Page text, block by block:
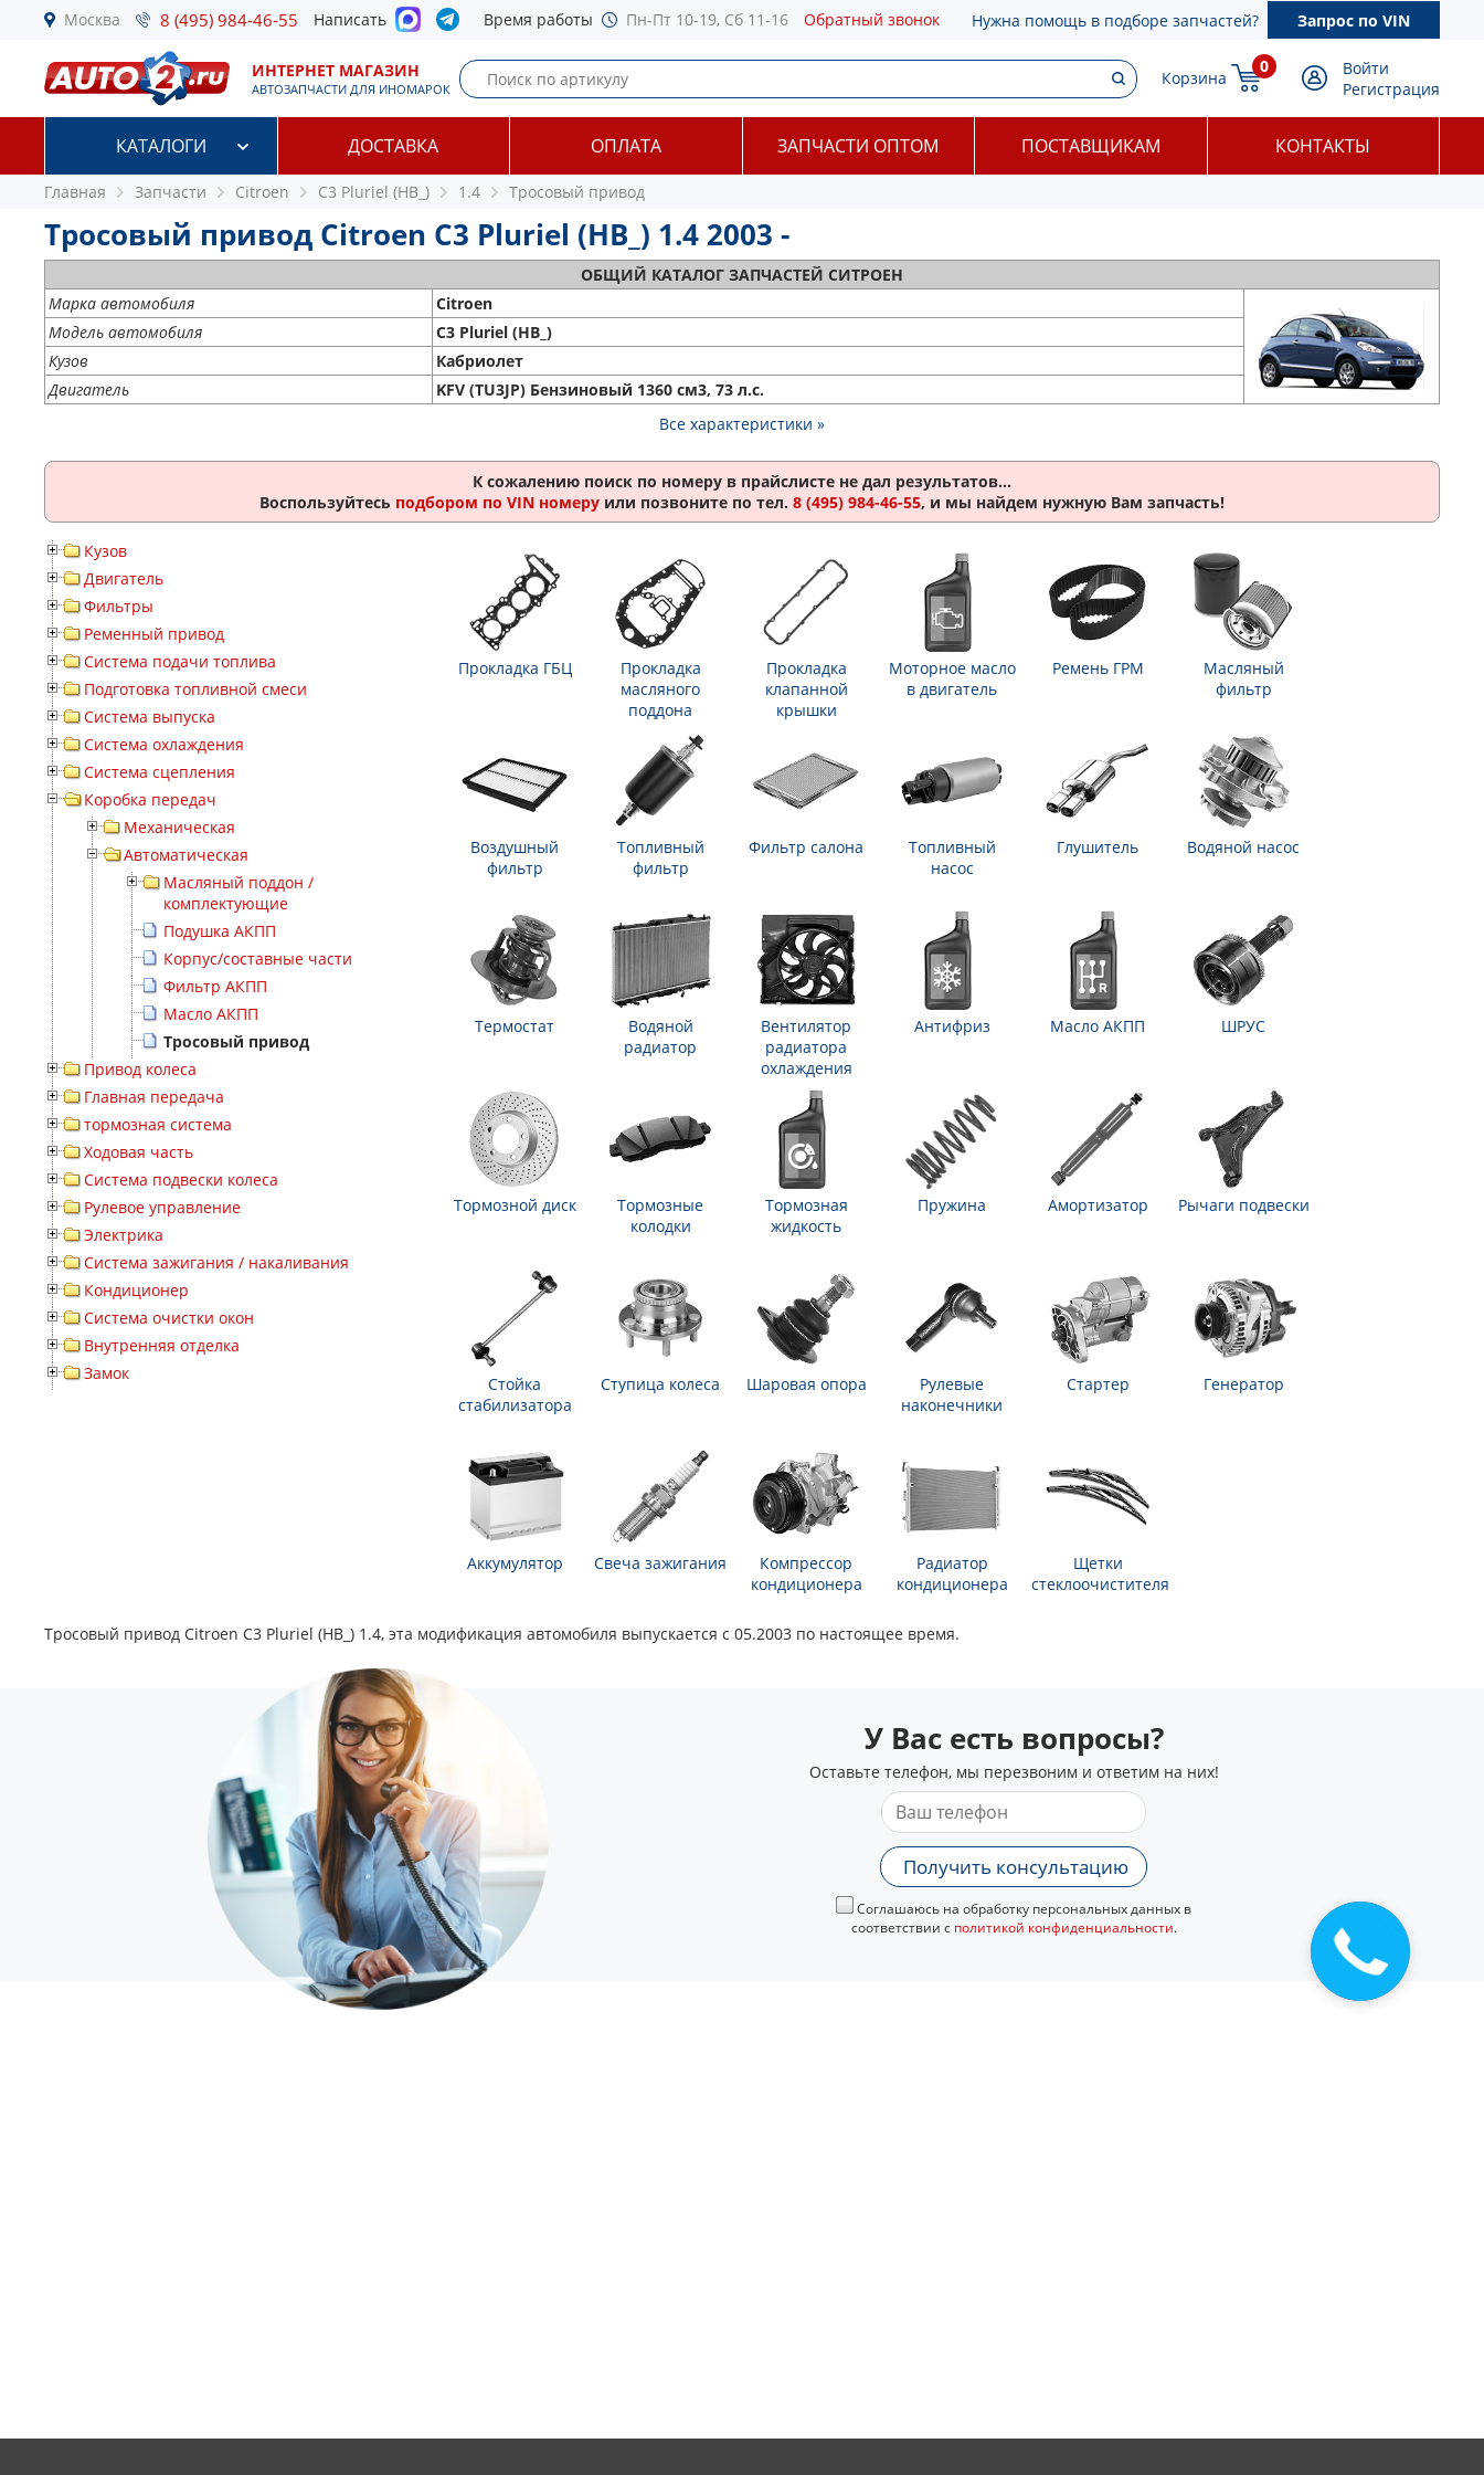
Москва 8 (495) 984-46-55 Написать Время работы Пн-Пт 10-19, Сб 11-16 Обратный звонок Нужна помощь в подборе запчастей? Запрос по VIN
ИНТЕРНЕТ МАГАЗИН
АВТОЗАПЧАСТИ ДЛЯ ИНОМАРОК
Корзина
0
Войти
Регистрация
КАТАЛОГИ ДОСТАВКА ОПЛАТА ЗАПЧАСТИ ОПТОМ ПОСТАВЩИКАМ КОНТАКТЫ
Главная Запчасти Citroen C3 Pluriel (HB_) 1.4 Тросовый привод
Тросовый привод Citroen C3 Pluriel (HB_) 1.4 2003 -
ОБЩИЙ КАТАЛОГ ЗАПЧАСТЕЙ СИТРОЕН
Марка автомобиля
Citroen
Модель автомобиля
C3 Pluriel (HB_)
Кузов
Кабриолет
Двигатель
KFV (TU3JP) Бензиновый 1360 см3, 73 л.с.
Все характеристики »
К сожалению поиск по номеру в прайслисте не дал результатов...
Воспользуйтесь подбором по VIN номеру или позвоните по тел. 8 (495) 984-46-55, и мы найдем нужную Вам запчасть!
Кузов
Двигатель
Фильтры
Ременный привод
Система подачи топлива
Подготовка топливной смеси
Система выпуска
Система охлаждения
Система сцепления
Коробка передач
Механическая
Автоматическая
Масляный поддон /
комплектующие
Подушка АКПП
Корпус/составные части
Фильтр АКПП
Масло АКПП
Тросовый привод
Привод колеса
Главная передача
тормозная система
Ходовая часть
Система подвески колеса
Рулевое управление
Электрика
Система зажигания / накаливания
Кондиционер
Система очистки окон
Внутренняя отделка
Замок
Прокладка ГБЦ
Прокладка
масляного
поддона
Прокладка
клапанной
крышки
Моторное масло
в двигатель
Ремень ГРМ
Масляный
фильтр
Воздушный
фильтр
Топливный
фильтр
Фильтр салона
Топливный
насос
Глушитель Водяной насос
Термостат
Водяной
радиатор
Вентилятор
радиатора
охлаждения
Антифриз Масло АКПП ШРУС
Тормозной диск
Тормозные
колодки
Тормозная
жидкость
Пружина Амортизатор Рычаги подвески
Стойка
стабилизатора
Ступица колеса Шаровая опора
Рулевые
наконечники
Стартер Генератор
Аккумулятор Свеча зажигания
Компрессор
кондиционера
Радиатор
кондиционера
Щетки
стеклоочистителя
Тросовый привод Citroen C3 Pluriel (HB_) 1.4, эта модификация автомобиля выпускается с 05.2003 по настоящее время.
У Вас есть вопросы?
Оставьте телефон, мы перезвоним и ответим на них!
Получить консультацию
Соглашаюсь на обработку персональных данных в
соответствии с политикой конфиденциальности.